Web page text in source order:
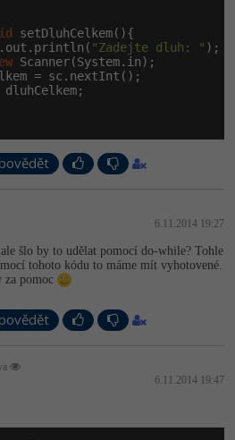
setDluhCelkem(){
"Zadejte dluh: " );
Scanner(System.in);
= sc.nextInt();
6.11.2014 19:27
šlo by to udělat pomocí do-while? Tohle
tohoto kódu to máme mít vyhotovené.
za pomoc
6.11.2014 19:47